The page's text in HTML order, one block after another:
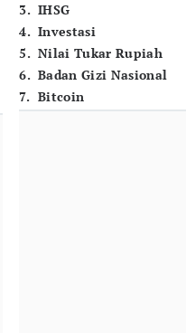
3. IHSG
4. Investasi
5. Nilai Tukar Rupiah
6. Badan Gizi Nasional
7. Bitcoin